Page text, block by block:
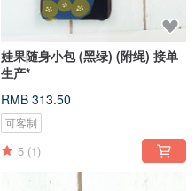
娃果随身小包 (黑绿) (附绳) 接单
生产*
RMB 313.50
可客制
5 (1)